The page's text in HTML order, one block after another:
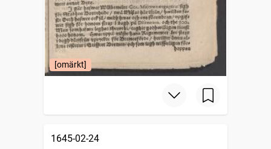
[omärkt]
1645-02-24